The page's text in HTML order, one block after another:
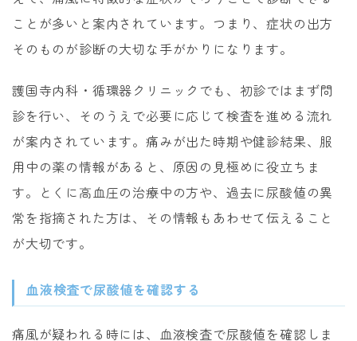
ことが多いと案内されています。つまり、症状の出方
そのものが診断の大切な手がかりになります。
護国寺内科・循環器クリニックでも、初診ではまず問
診を行い、そのうえで必要に応じて検査を進める流れ
が案内されています。痛みが出た時期や健診結果、服
用中の薬の情報があると、原因の見極めに役立ちま
す。とくに高血圧の治療中の方や、過去に尿酸値の異
常を指摘された方は、その情報もあわせて伝えること
が大切です。
血液検査で尿酸値を確認する
痛風が疑われる時には、血液検査で尿酸値を確認しま